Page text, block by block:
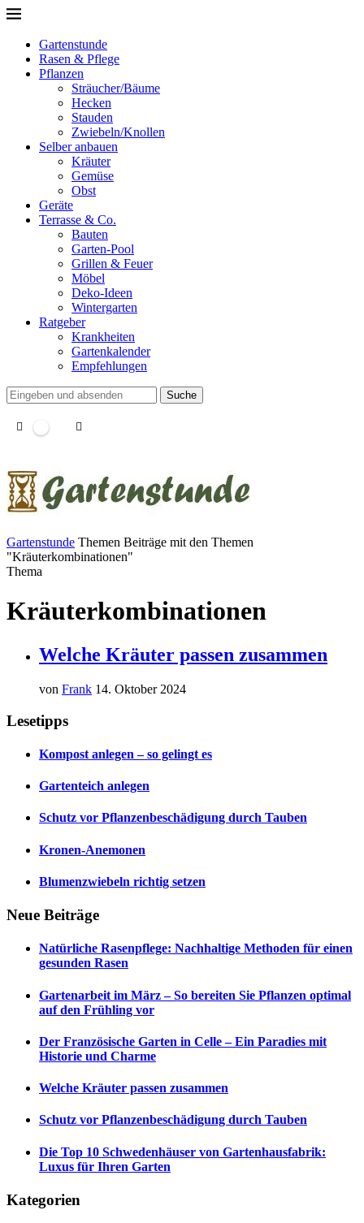
Gartenstunde
Rasen & Pflege
Pflanzen
Sträucher/Bäume
Hecken
Stauden
Zwiebeln/Knollen
Selber anbauen
Kräuter
Gemüse
Obst
Geräte
Terrasse & Co.
Bauten
Garten-Pool
Grillen & Feuer
Möbel
Deko-Ideen
Wintergarten
Ratgeber
Krankheiten
Gartenkalender
Empfehlungen
Suche
Gartenstunde Themen Beiträge mit den Themen
"Kräuterkombinationen"
Thema
Kräuterkombinationen
Welche Kräuter passen zusammen
von Frank 14. Oktober 2024
Lesetipps
Kompost anlegen – so gelingt es
Gartenteich anlegen
Schutz vor Pflanzenbeschädigung durch Tauben
Kronen-Anemonen
Blumenzwiebeln richtig setzen
Neue Beiträge
Natürliche Rasenpflege: Nachhaltige Methoden für einen
gesunden Rasen
Gartenarbeit im März – So bereiten Sie Pflanzen optimal
auf den Frühling vor
Der Französische Garten in Celle – Ein Paradies mit
Historie und Charme
Welche Kräuter passen zusammen
Schutz vor Pflanzenbeschädigung durch Tauben
Die Top 10 Schwedenhäuser von Gartenhausfabrik:
Luxus für Ihren Garten
Kategorien